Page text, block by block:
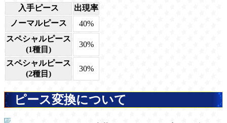
入手ピース
出現率
ノーマルピース
40%
スペシャルピース
(1種目)
30%
スペシャルピース
(2種目)
30%
ピース変換について